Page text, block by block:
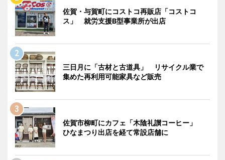
佐賀・与賀町にコストコ再販店「コストコ
ス」 就労支援B型事業所が出店
三日月に「古材と古道具」 リサイクル業で
集めた再利用可能家具など販売
佐賀市柳町にカフェ「木陰礼讃コーヒー」
ひなまつり出店を経て常設店舗に